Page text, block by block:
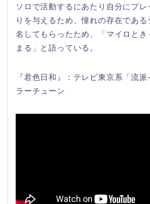
ソロで活動するにあたり自分にプレ
りを与えるため、憧れの存在である
名してもらったため、「マイロとき
まる」と語っている。
『君色日和』：テレビ東京系「流
ラーチューン